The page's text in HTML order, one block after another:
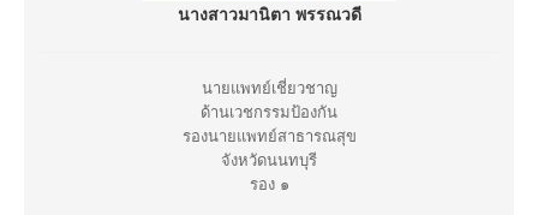
นางสาวมานิตา พรรณวดี
นายแพทย์เชี่ยวชาญ
ด้านเวชกรรมป้องกัน
รองนายแพทย์สาธารณสุข
จังหวัดนนทบุรี
รอง ๑